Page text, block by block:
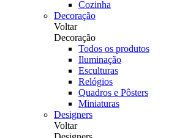
Cozinha
Decoração
Voltar
Decoração
Todos os produtos
Iluminação
Esculturas
Relógios
Quadros e Pôsters
Miniaturas
Designers
Voltar